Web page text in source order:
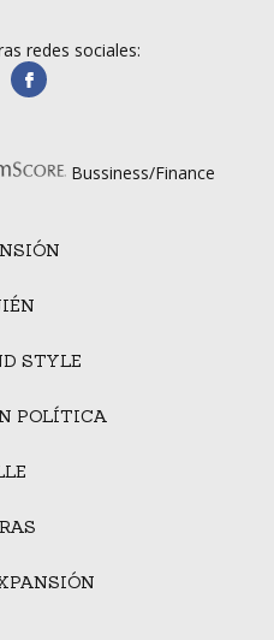
STYLE
POLÍTICA
redes sociales:
manufacturaGE
Bussiness/Finance